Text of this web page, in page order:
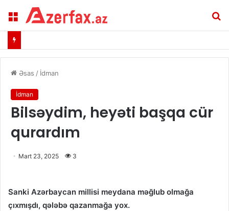
Menu
Əsas / İdman
İdman
Bilsəydim, heyəti başqa cür
qurardım
Mart 23, 2025 3
Sanki Azərbaycan millisi meydana məğlub olmağa
çıxmışdı, qələbə qazanmağa yox.